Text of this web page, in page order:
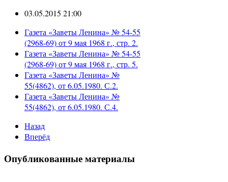
03.05.2015 21:00
Газета «Заветы Ленина» № 54-55
(2968-69) от 9 мая 1968 г., стр. 2.
Газета «Заветы Ленина» № 54-55
(2968-69) от 9 мая 1968 г., стр. 5.
Газета «Заветы Ленина» №
55(4862), от 6.05.1980. С.2.
Газета «Заветы Ленина» №
55(4862), от 6.05.1980. С.4.
Назад
Вперёд
Опубликованные материалы